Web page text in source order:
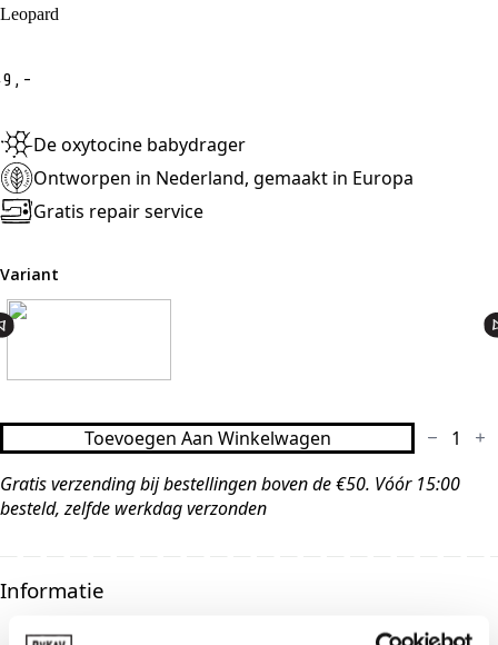
Leopard
De oxytocine babydrager
Ontworpen in Nederland, gemaakt in Europa
Gratis repair service
Variant
Inlay
All
Leopard
Toevoegen Aan Winkelwagen
Gratis verzending bij bestellingen boven de €50. Vóór 15:00
besteld, zelfde werkdag verzonden
Informatie